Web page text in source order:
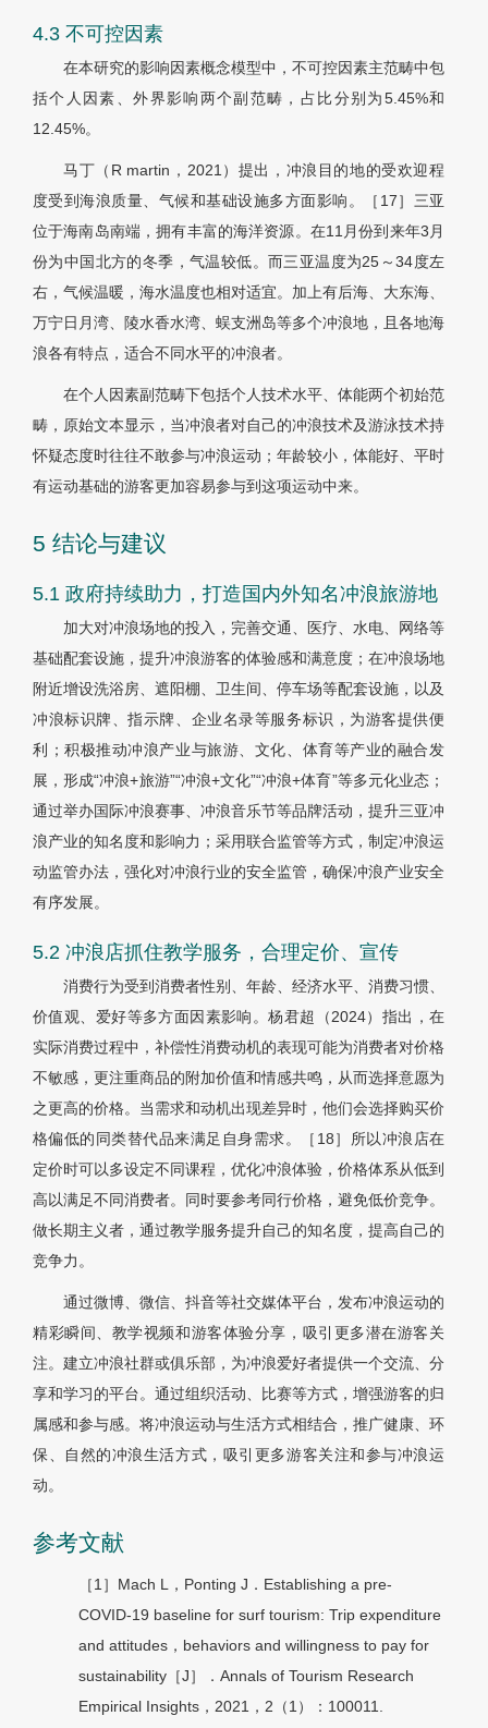
4.3 不可控因素
在本研究的影响因素概念模型中，不可控因素主范畴中包
括个人因素、外界影响两个副范畴，占比分别为5.45%和
12.45%。
马丁（R martin，2021）提出，冲浪目的地的受欢迎程
度受到海浪质量、气候和基础设施多方面影响。［17］三亚
位于海南岛南端，拥有丰富的海洋资源。在11月份到来年3月
份为中国北方的冬季，气温较低。而三亚温度为25～34度左
右，气候温暖，海水温度也相对适宜。加上有后海、大东海、
万宁日月湾、陵水香水湾、蜈支洲岛等多个冲浪地，且各地海
浪各有特点，适合不同水平的冲浪者。
在个人因素副范畴下包括个人技术水平、体能两个初始范
畴，原始文本显示，当冲浪者对自己的冲浪技术及游泳技术持
怀疑态度时往往不敢参与冲浪运动；年龄较小，体能好、平时
有运动基础的游客更加容易参与到这项运动中来。
5 结论与建议
5.1 政府持续助力，打造国内外知名冲浪旅游地
加大对冲浪场地的投入，完善交通、医疗、水电、网络等
基础配套设施，提升冲浪游客的体验感和满意度；在冲浪场地
附近增设洗浴房、遮阳棚、卫生间、停车场等配套设施，以及
冲浪标识牌、指示牌、企业名录等服务标识，为游客提供便
利；积极推动冲浪产业与旅游、文化、体育等产业的融合发
展，形成“冲浪+旅游”“冲浪+文化”“冲浪+体育”等多元化业态；
通过举办国际冲浪赛事、冲浪音乐节等品牌活动，提升三亚冲
浪产业的知名度和影响力；采用联合监管等方式，制定冲浪运
动监管办法，强化对冲浪行业的安全监管，确保冲浪产业安全
有序发展。
5.2 冲浪店抓住教学服务，合理定价、宣传
消费行为受到消费者性别、年龄、经济水平、消费习惯、
价值观、爱好等多方面因素影响。杨君超（2024）指出，在
实际消费过程中，补偿性消费动机的表现可能为消费者对价格
不敏感，更注重商品的附加价值和情感共鸣，从而选择意愿为
之更高的价格。当需求和动机出现差异时，他们会选择购买价
格偏低的同类替代品来满足自身需求。［18］所以冲浪店在
定价时可以多设定不同课程，优化冲浪体验，价格体系从低到
高以满足不同消费者。同时要参考同行价格，避免低价竞争。
做长期主义者，通过教学服务提升自己的知名度，提高自己的
竞争力。
通过微博、微信、抖音等社交媒体平台，发布冲浪运动的
精彩瞬间、教学视频和游客体验分享，吸引更多潜在游客关
注。建立冲浪社群或俱乐部，为冲浪爱好者提供一个交流、分
享和学习的平台。通过组织活动、比赛等方式，增强游客的归
属感和参与感。将冲浪运动与生活方式相结合，推广健康、环
保、自然的冲浪生活方式，吸引更多游客关注和参与冲浪运
动。
参考文献
［1］Mach L，Ponting J．Establishing a pre-
COVID-19 baseline for surf tourism: Trip expenditure
and attitudes，behaviors and willingness to pay for
sustainability［J］．Annals of Tourism Research
Empirical Insights，2021，2（1）：100011.